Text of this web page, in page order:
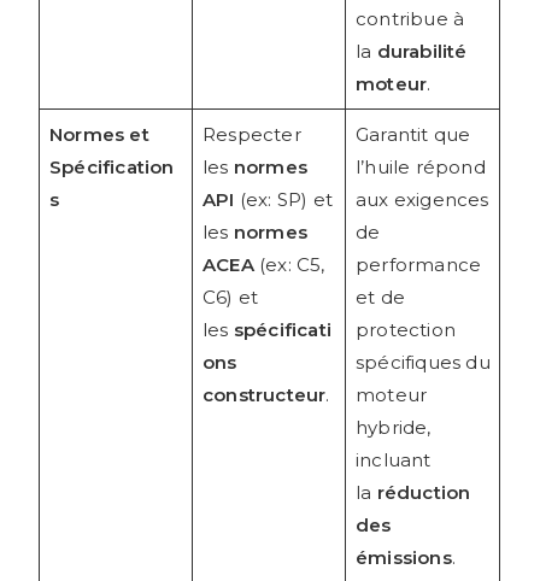
contribue à
la durabilité
moteur.
Normes et
Spécification
s
Respecter
les normes
API (ex: SP) et
les normes
ACEA(ex: C5,
C6) et
les spécificati
ons
constructeur.
Garantit que
l’huile répond
aux exigences
de
performance
et de
protection
spécifiques du
moteur
hybride,
incluant
la réduction
des
émissions.